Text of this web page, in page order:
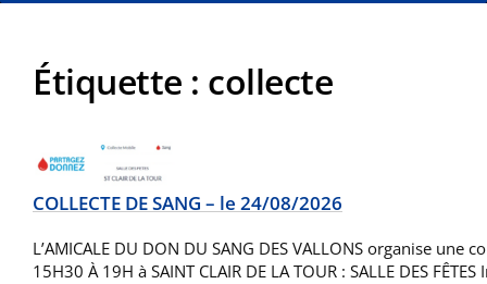
Étiquette : collecte
COLLECTE DE SANG – le 24/08/2026
L’AMICALE DU DON DU SANG DES VALLONS organise une
15H30 À 19H à SAINT CLAIR DE LA TOUR : SALLE DES